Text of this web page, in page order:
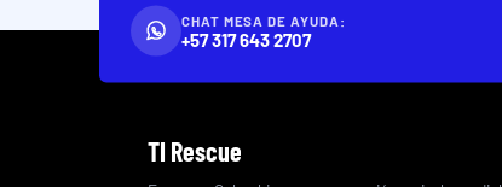
CHAT MESA DE AYUDA:
+57 317 643 2707
TI Rescue